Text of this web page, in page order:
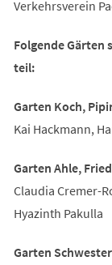
Verkehrsverein
Folgende Gärten
teil:
Garten Koch,
Kai Hackmann,
Garten Ahle,
Claudia Cremer-
Hyazinth Pakulla
Garten